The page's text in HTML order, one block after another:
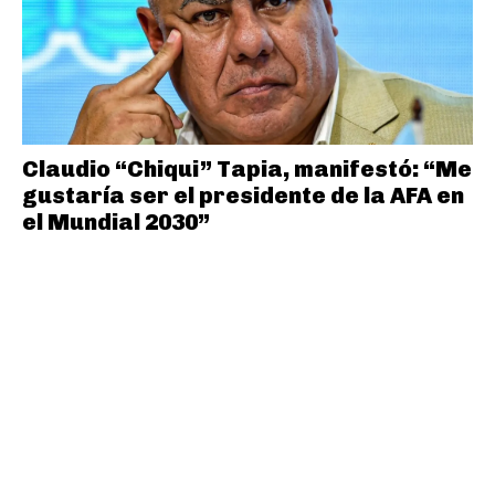
Claudio “Chiqui” Tapia, manifestó: “Me
gustaría ser el presidente de la AFA en
el Mundial 2030”